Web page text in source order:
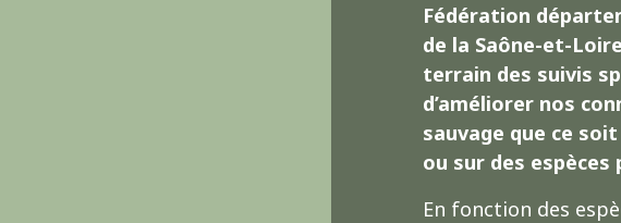
Fédération
de la Saône-et-
terrain des suivis
d’améliorer nos
sauvage que ce
ou sur des espèces
En fonction des